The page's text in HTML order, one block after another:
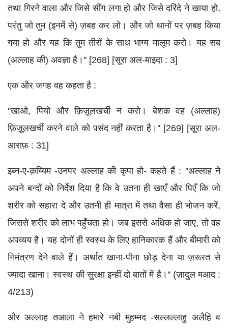
तथा गिरने वाला और जिसे सींग लगा हो और जिसे दरिंदे ने खाया हो,
परंतु जो तुम (इनमें से) ज़बह कर लो। और जो थानों पर ज़बह किया
गया हो और यह कि तुम तीरों के साथ भाग्य मालूम करो। यह सब
(अल्लाह की) अवज्ञा है।'' [268] [सूरा अल-माइदा : 3]
एक और जगह वह कहता है :
''खाओ, पियो और फ़िज़ूलखर्ची न करो। बेशक वह (अल्लाह)
फ़िज़ूलखर्ची करने वाले को पसंद नहीं करता है।'' [269] [सूरा अल-
आराफ़ : 31]
इब्न-ए-क़य्यिम -उनपर अल्लाह की कृपा हो- कहते हैं : ''अल्लाह ने
अपने बन्दों को निर्देश दिया है कि वे उतना ही खाएँ और पिएँ कि जो
शरीर को सहारा दे और उतनी ही मात्रा में तथा वैसा ही भोजन करें,
जिससे शरीर को लाभ पहुँचता हो। जब इससे अधिक हो जाए, तो वह
अपव्यय है। यह दोनों ही स्वस्थ के लिए हानिकारक हैं और बीमारी को
निमंत्रण देने वाले हैं। अर्थात खाना-पीना छोड़ देना या ज़रूरत से
ज्यादा खाना। स्वस्थ की सुरक्षा इन्हीं दो बातों में है।'' (ज़ादुल मआद :
4/213)
और अल्लाह तआला ने हमारे नबी मुहम्मद -सल्लल्लाहु अलैहि व